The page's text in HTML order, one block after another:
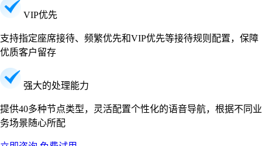
VIP优先
支持指定座席接待、频繁优先和VIP优先等接待规则配置，保障
优质客户留存
强大的处理能力
提供40多种节点类型，灵活配置个性化的语音导航，根据不同业
务场景随心所配